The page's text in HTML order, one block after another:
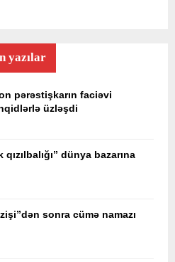
yazılar
pərəstişkarın faciəvi
üzləşdi
dünya bazarına
sonra cümə namazı